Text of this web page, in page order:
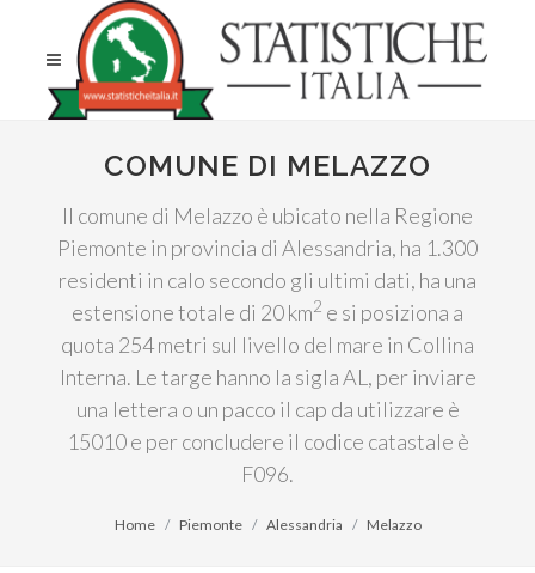
COMUNE DI MELAZZO
Il comune di Melazzo è ubicato nella Regione
Piemonte in provincia di Alessandria, ha 1.300
residenti in calo secondo gli ultimi dati, ha una
estensione totale di 20 km2 e si posiziona a
quota 254 metri sul livello del mare in Collina
Interna. Le targe hanno la sigla AL, per inviare
una lettera o un pacco il cap da utilizzare è
15010 e per concludere il codice catastale è
F096.
Home Piemonte Alessandria Melazzo